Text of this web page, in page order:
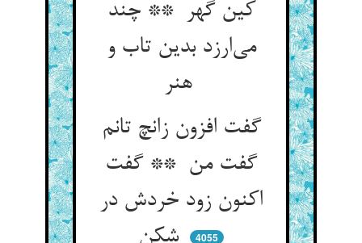
کین گهر ** چند
می‌ارزد بدین تاب و
هنر
گفت افزون زانچ تانم
گفت من ** گفت
اکنون زود خردش در
شکن
4055